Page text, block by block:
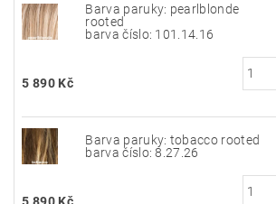
Barva paruky: pearlblonde
rooted
barva číslo: 101.14.16
5 890 Kč
Barva paruky: tobacco rooted
barva číslo: 8.27.26
5 890 Kč